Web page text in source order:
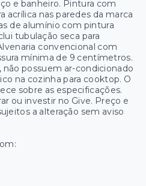
e banheiro. Pintura com
acrílica nas paredes da marca
de alumínio com pintura
tubulação seca para
convencional com
mínima de 9 centímetros.
possuem ar-condicionado
na cozinha para cooktop. O
sobre as especificações.
ou investir no Give. Preço e
a alteração sem aviso